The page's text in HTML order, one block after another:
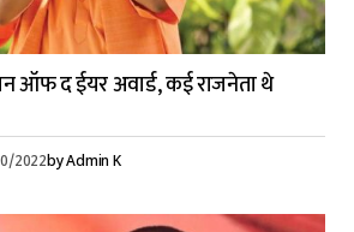
ऑफ द ईयर अवार्ड, कई राजनेता थे
2022byAdmin K